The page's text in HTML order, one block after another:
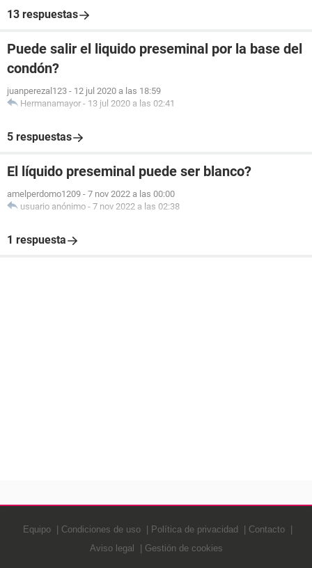
13 respuestas
Puede salir el liquido preseminal por la base del
condón?
juanperezal123 - 12 jul 2020 a las 18:59
Hermanamayor - 13 jul 2020 a las 02:41
5 respuestas
El líquido preseminal puede ser blanco?
amelperdomo1209 - 7 nov 2022 a las 00:00
usuario anónimo - 7 nov 2022 a las 02:38
1 respuesta
Equipo Condiciones de uso Política de privacidad
Contacto
Aviso legal
Gestión de cookies